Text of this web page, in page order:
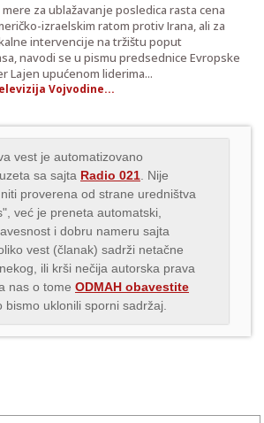
za ublažavanje posledica rasta cena
izraelskim ratom protiv Irana, ali za
intervencije na tržištu poput
navodi se u pismu predsednice Evropske
Lajen upućenom liderima...
Vojvodine...
vest je automatizovano
sa sajta Radio 021 . Nije
proverena od strane uredništva
već je preneta automatski,
i dobru nameru sajta
vest (članak) sadrži netačne
ili krši nečija autorska prava
nas o tome ODMAH obavestite
bismo uklonili sporni sadržaj.